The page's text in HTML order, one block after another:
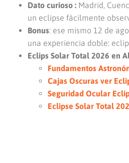
Dato curioso : Madrid,
un eclipse fácilmente
Bonus: ese mismo 12 de
una experiencia doble:
Eclips Solar Total 2026 en
Fundamentos
Cajas Oscuras ver
Seguridad Ocular
Eclipse Solar Total